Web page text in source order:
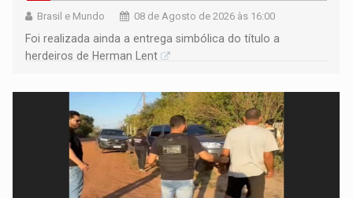
Brasil e Mundo 08 de Agosto de 2026 às 16:00
Foi realizada ainda a entrega simbólica do título a
herdeiros de Herman Lent